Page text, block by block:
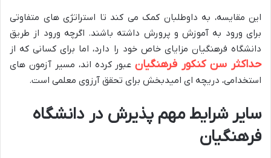
این مقایسه، به داوطلبان کمک می کند تا استراتژی های متفاوتی
برای ورود به آموزش و پرورش داشته باشند. اگرچه ورود از طریق
دانشگاه فرهنگیان مزایای خاص خود را دارد، اما برای کسانی که از
حداکثر سن کنکور فرهنگیانعبور کرده اند، مسیر آزمون های
استخدامی، دریچه ای امیدبخش برای تحقق آرزوی معلمی است.
سایر شرایط مهم پذیرش در دانشگاه
فرهنگیان